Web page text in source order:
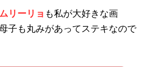
ムリーリョ も私が大好きな画
子も丸みがあってステキなので